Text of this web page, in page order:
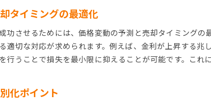
契約書作成と法的な手続き
売却計画の立案とスケジュ
売却期間中のオーナーとし
タイミングの最適化
功させるためには、価格変動の予測と売却タイミング
適切な対応が求められます。例えば、金利が上昇する
行うことで損失を最小限に抑えることが可能です。これ
化ポイント